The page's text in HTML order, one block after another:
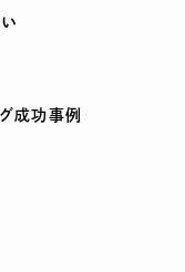
成功事例